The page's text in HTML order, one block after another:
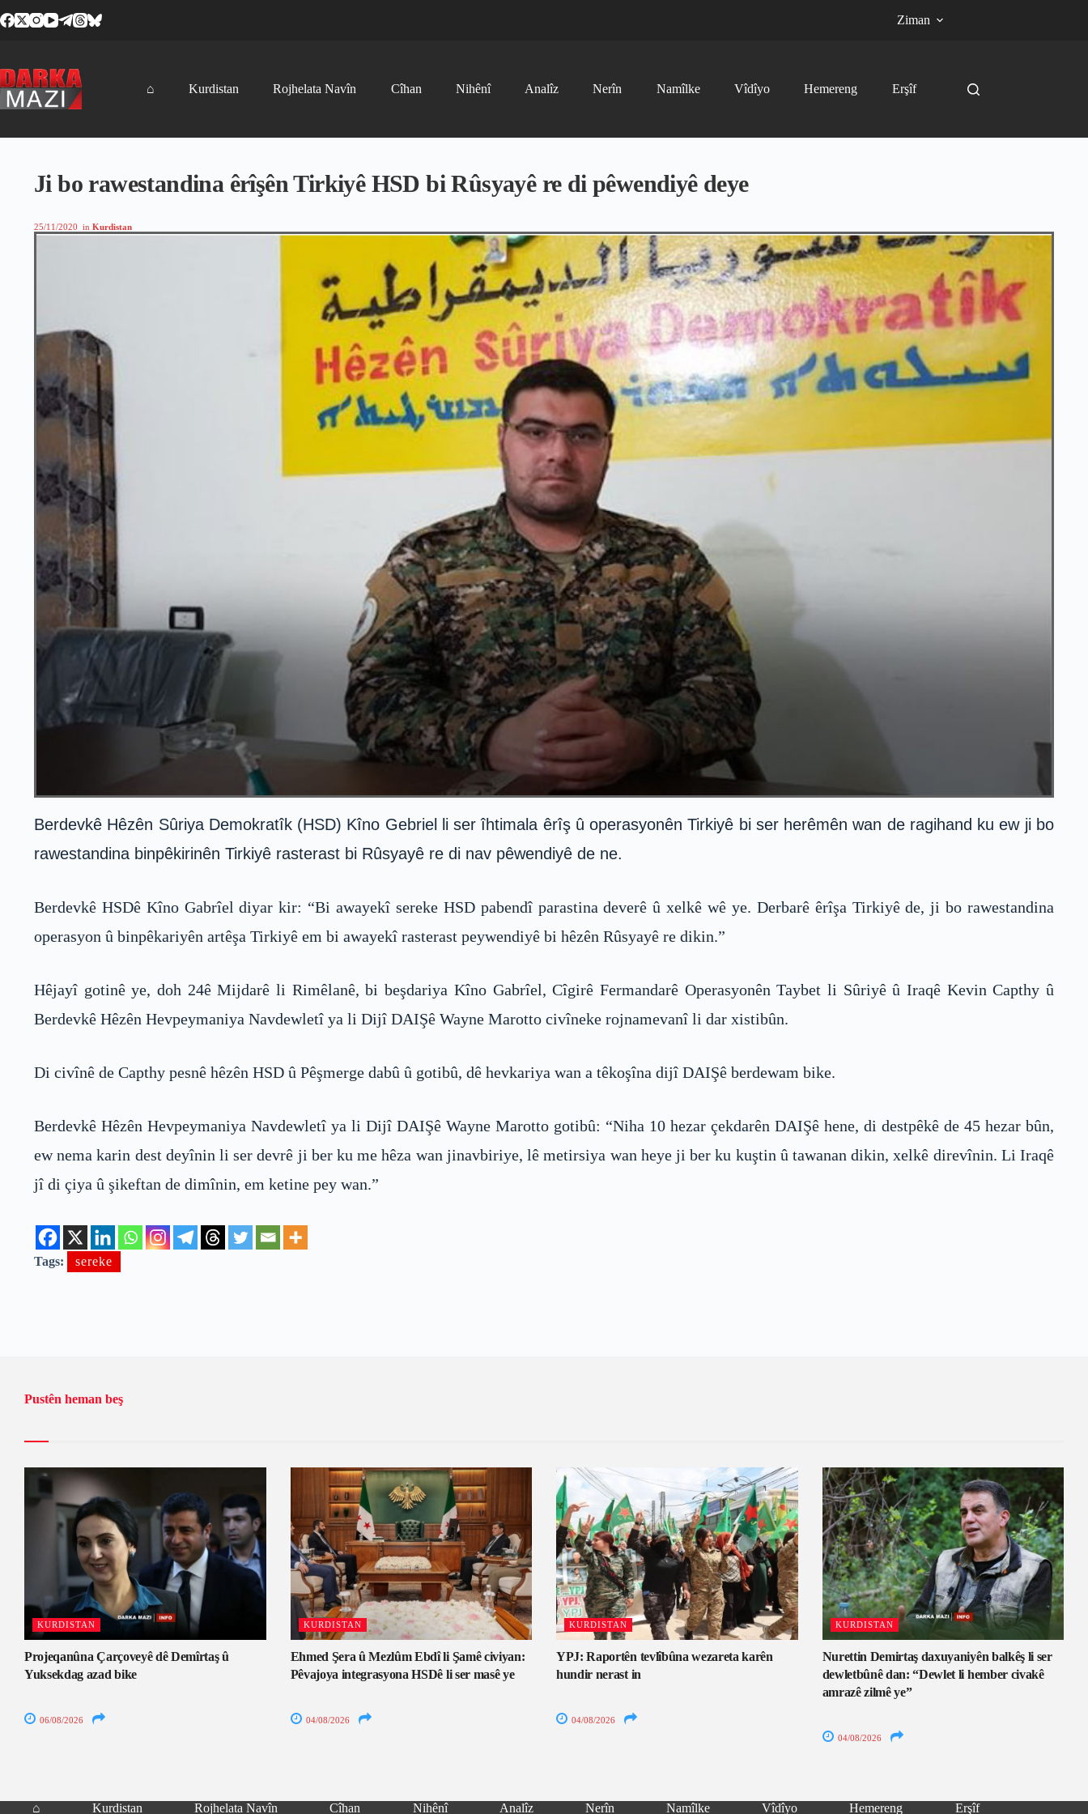
to
Ziman
⌂ Kurdistan Rojhelata Navîn Cîhan Nihênî Analîz Nerîn Namîlke Vîdîyo Hemereng Erşîf
Ji bo rawestandina êrîşên Tirkiyê HSD bi Rûsyayê re di pêwendiyê deye
25/11/2020 in Kurdistan
Berdevkê Hêzên Sûriya Demokratîk (HSD) Kîno Gebriel li ser îhtimala êrîş û operasyonên Tirkiyê bi ser herêmên wan de ragihand ku ew ji bo
rawestandina binpêkirinên Tirkiyê rasterast bi Rûsyayê re di nav pêwendiyê de ne.
Berdevkê HSDê Kîno Gabrîel diyar kir: “Bi awayekî sereke HSD pabendî parastina deverê û xelkê wê ye. Derbarê êrîşa Tirkiyê de, ji bo rawestandina
operasyon û binpêkariyên artêşa Tirkiyê em bi awayekî rasterast peywendiyê bi hêzên Rûsyayê re dikin.”
Hêjayî gotinê ye, doh 24ê Mijdarê li Rimêlanê, bi beşdariya Kîno Gabrîel, Cîgirê Fermandarê Operasyonên Taybet li Sûriyê û Iraqê Kevin Capthy û
Berdevkê Hêzên Hevpeymaniya Navdewletî ya li Dijî DAIŞê Wayne Marotto civîneke rojnamevanî li dar xistibûn.
Di civînê de Capthy pesnê hêzên HSD û Pêşmerge dabû û gotibû, dê hevkariya wan a têkoşîna dijî DAIŞê berdewam bike.
Berdevkê Hêzên Hevpeymaniya Navdewletî ya li Dijî DAIŞê Wayne Marotto gotibû: “Niha 10 hezar çekdarên DAIŞê hene, di destpêkê de 45 hezar bûn,
ew nema karin dest deyînin li ser devrê ji ber ku me hêza wan jinavbiriye, lê metirsiya wan heye ji ber ku kuştin û tawanan dikin, xelkê direvînin. Li Iraqê
jî di çiya û şikeftan de dimînin, em ketine pey wan.”
Tags: sereke
Pustên heman beş
KURDISTAN
Projeqanûna Çarçoveyê dê Demîrtaş û
Yuksekdag azad bike
06/08/2026
KURDISTAN
Ehmed Şera û Mezlûm Ebdî li Şamê civiyan:
Pêvajoya integrasyona HSDê li ser masê ye
04/08/2026
KURDISTAN
YPJ: Raportên tevlîbûna wezareta karên
hundir nerast in
04/08/2026
KURDISTAN
Nurettin Demirtaş daxuyaniyên balkêş li ser
dewletbûnê dan: “Dewlet li hember civakê
amrazê zilmê ye”
04/08/2026
⌂ Kurdistan Rojhelata Navîn Cîhan Nihênî Analîz Nerîn Namîlke Vîdîyo Hemereng Erşîf